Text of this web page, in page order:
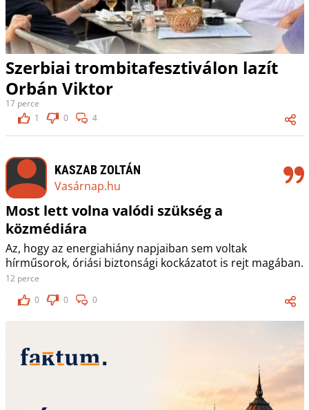
Szerbiai trombitafesztiválon lazít
Orbán Viktor
17 perce
1
0 4
KASZAB ZOLTÁN
Vasárnap.hu
Most lett volna valódi szükség a
közmédiára
Az, hogy az energiahiány napjaiban sem voltak
hírműsorok, óriási biztonsági kockázatot is rejt magában.
12 perce
0
0 0